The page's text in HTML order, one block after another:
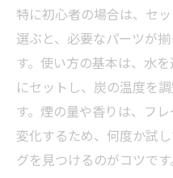
特に初心者の場合は、セ
選ぶと、必要なパーツが
す。使い方の基本は、水
にセットし、炭の温度を
す。煙の量や香りは、フ
変化するため、何度か試
グを見つけるのがコツです